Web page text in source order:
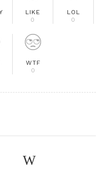
LIKE
0
LOL
0
WTF
0